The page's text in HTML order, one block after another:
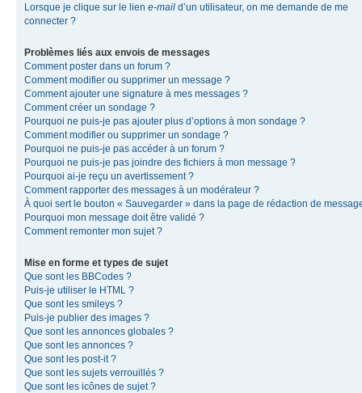
Lorsque je clique sur le lien e-mail d’un utilisateur, on me demande de me
connecter ?
Problèmes liés aux envois de messages
Comment poster dans un forum ?
Comment modifier ou supprimer un message ?
Comment ajouter une signature à mes messages ?
Comment créer un sondage ?
Pourquoi ne puis-je pas ajouter plus d’options à mon sondage ?
Comment modifier ou supprimer un sondage ?
Pourquoi ne puis-je pas accéder à un forum ?
Pourquoi ne puis-je pas joindre des fichiers à mon message ?
Pourquoi ai-je reçu un avertissement ?
Comment rapporter des messages à un modérateur ?
À quoi sert le bouton « Sauvegarder » dans la page de rédaction de
Pourquoi mon message doit être validé ?
Comment remonter mon sujet ?
Mise en forme et types de sujet
Que sont les BBCodes ?
Puis-je utiliser le HTML ?
Que sont les smileys ?
Puis-je publier des images ?
Que sont les annonces globales ?
Que sont les annonces ?
Que sont les post-it ?
Que sont les sujets verrouillés ?
Que sont les icônes de sujet ?